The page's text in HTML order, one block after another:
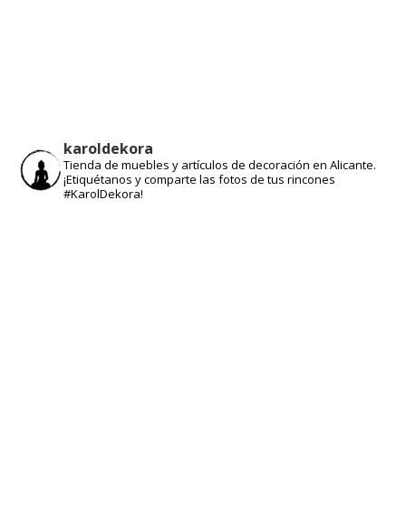
karoldekora
Tienda de muebles y artículos de decoración en Alicante.
¡Etiquétanos y comparte las fotos de tus rincones
#KarolDekora!